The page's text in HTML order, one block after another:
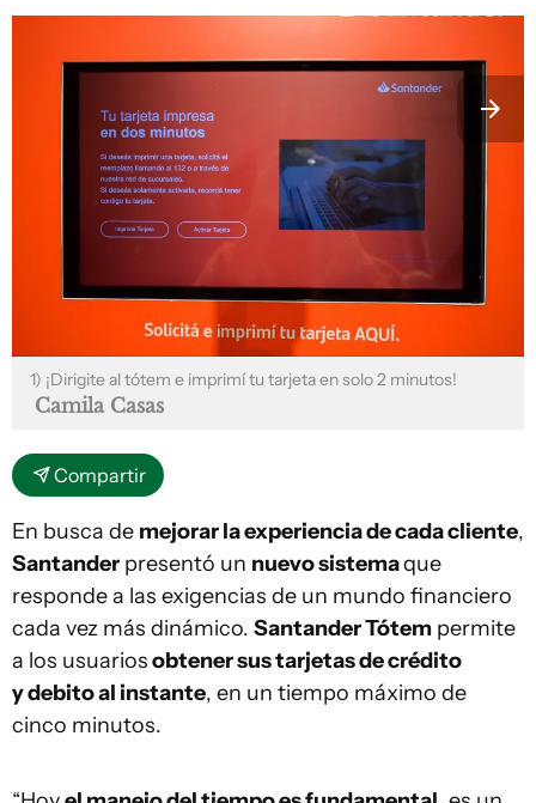
1) ¡Dirigite al tótem e imprimí tu tarjeta en solo 2 minutos!
Camila Casas
Compartir
En busca de mejorar la experiencia de cada cliente,
Santander presentó un nuevo sistemaque
responde a las exigencias de un mundo financiero
cada vez más dinámico. Santander Tótem permite
a los usuariosobtener sus tarjetas de crédito
y debito al instante, en un tiempo máximo de
cinco minutos.